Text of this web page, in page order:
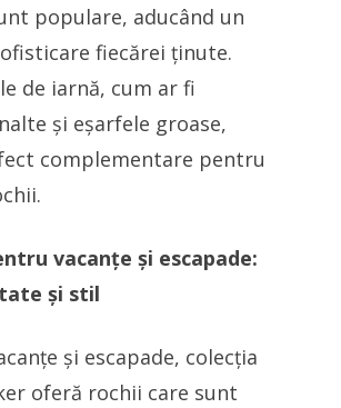
populare, aducând un
fiecărei ținute.
de iarnă, cum ar fi
și eșarfele groase,
complementare pentru
vacanțe și escapade:
și stil
și escapade, colecția
oferă rochii care sunt